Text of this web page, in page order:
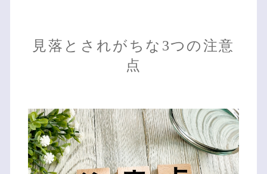
見落とされがちな3つの注意
点